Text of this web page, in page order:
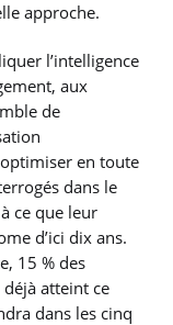
approche.
l’intelligence
aux
de
en toute
dans le
ce que leur
d’ici dix ans.
15 % des
atteint ce
dans les cinq